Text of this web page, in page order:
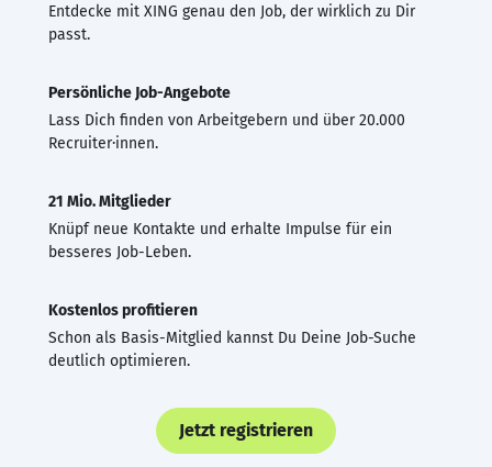
Entdecke mit XING genau den Job, der wirklich zu Dir
passt.
Persönliche Job-Angebote
Lass Dich finden von Arbeitgebern und über 20.000
Recruiter·innen.
21 Mio. Mitglieder
Knüpf neue Kontakte und erhalte Impulse für ein
besseres Job-Leben.
Kostenlos profitieren
Schon als Basis-Mitglied kannst Du Deine Job-Suche
deutlich optimieren.
Jetzt registrieren